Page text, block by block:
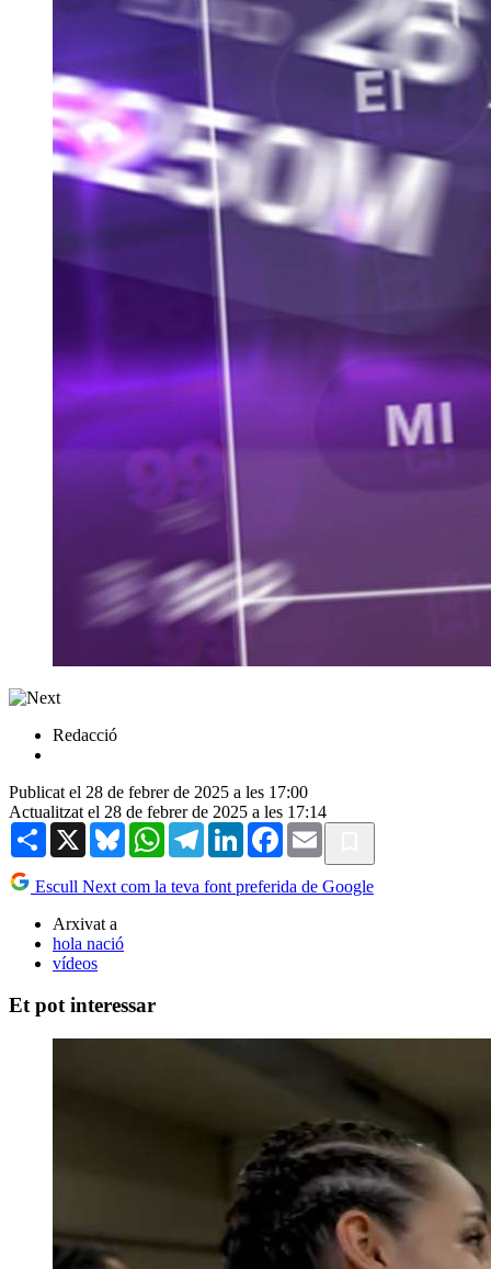
Redacció
Publicat el 28 de febrer de 2025 a les 17:00
Actualitzat el 28 de febrer de 2025 a les 17:14
Share X BlueskyWhatsAppTelegramLinkedInFacebook
Email
Escull Next com la teva font preferida de Google
Arxivat a
hola nació
vídeos
Et pot interessar